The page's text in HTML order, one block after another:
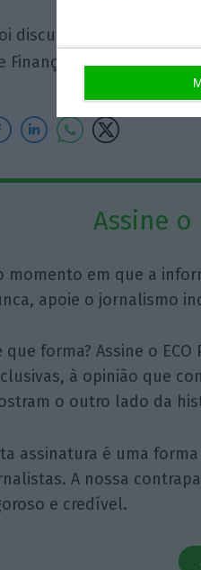
discutido e votado na
Finanças, e foi
Assine o
momento em que a
apoie o jornalismo
que forma? Assine o
à opinião que
o outro lado da
assinatura é uma
A nossa
e credível.